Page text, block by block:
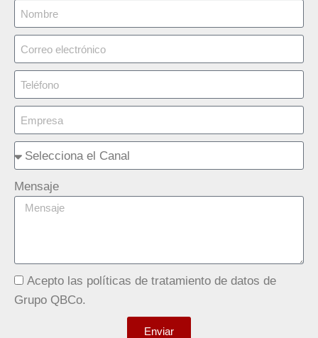
Mensaje
Acepto las políticas de tratamiento de datos de
Grupo QBCo.
Enviar